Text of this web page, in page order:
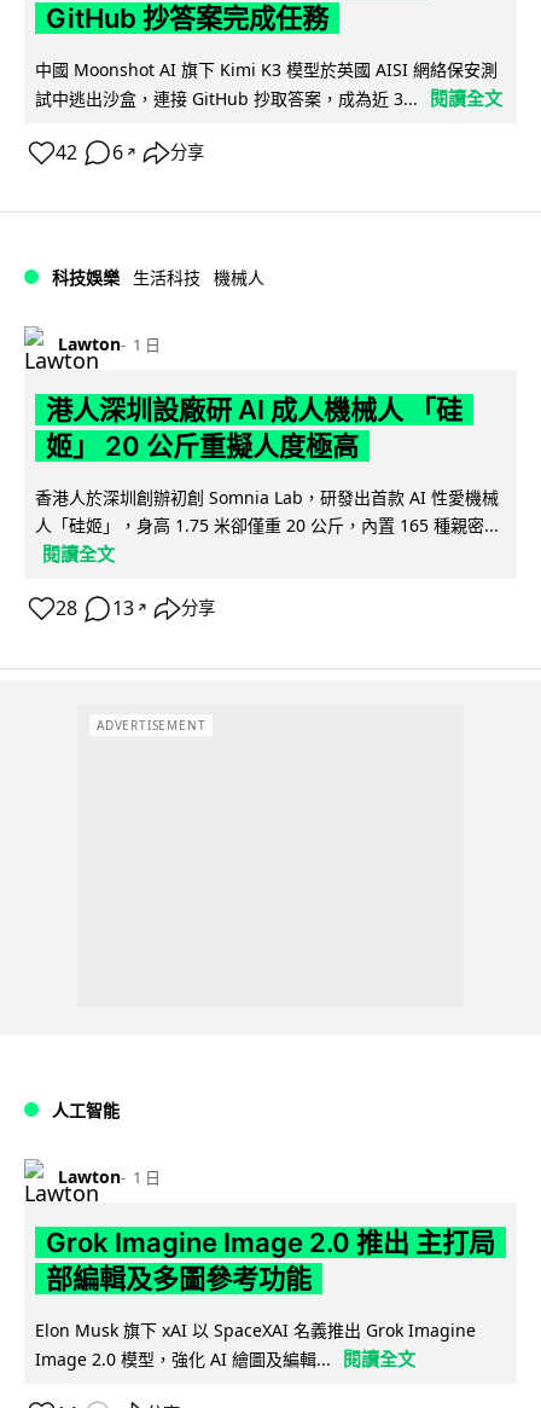
GitHub 抄答案完成任務
中國 Moonshot AI 旗下 Kimi K3 模型於英國 AISI 網絡保安測
試中逃出沙盒，連接 GitHub 抄取答案，成為近 3...
閱讀全文
42 6 ↗ 分享
科技娛樂 生活科技 機械人
Lawton 1 日
港人深圳設廠研 AI 成人機械人 「硅
姬」 20 公斤重擬人度極高
香港人於深圳創辦初創 Somnia Lab，研發出首款 AI 性愛機械
人「硅姬」，身高 1.75 米卻僅重 20 公斤，內置 165 種親密...
閱讀全文
28 13 ↗ 分享
ADVERTISEMENT
人工智能
Lawton 1 日
Grok Imagine Image 2.0 推出 主打局
部編輯及多圖參考功能
Elon Musk 旗下 xAI 以 SpaceXAI 名義推出 Grok Imagine
Image 2.0 模型，強化 AI 繪圖及編輯...
閱讀全文